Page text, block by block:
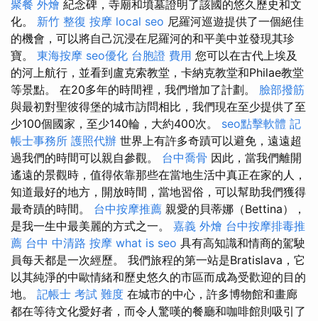
聚餐 外燴 紀念碑，寺廟和墳墓證明了該國的悠久歷史和文
化。 新竹 整復 按摩 local seo 尼羅河巡遊提供了一個絕佳
的機會，可以將自己沉浸在尼羅河的和平美中並發現其珍
寶。 東海按摩 seo優化 台胞證 費用 您可以在古代上埃及
的河上航行，並看到盧克索教堂，卡納克教堂和Philae教堂
等景點。 在20多年的時間裡，我們增加了計劃。 臉部撥筋
與最初對聖彼得堡的城市訪問相比，我們現在至少提供了至
少100個國家，至少140輪，大約400次。 seo點擊軟體 記
帳士事務所 護照代辦 世界上有許多奇蹟可以避免，遠遠超
過我們的時間可以親自參觀。 台中喬骨 因此，當我們離開
遙遠的景觀時，值得依靠那些在當地生活中真正在家的人，
知道最好的地方，開放時間，當地習俗，可以幫助我們獲得
最奇蹟的時間。 台中按摩推薦 親愛的貝蒂娜（Bettina），
是我一生中最美麗的方式之一。 嘉義 外燴 台中按摩排毒推
薦 台中 中清路 按摩 what is seo 具有高知識和情商的駕駛
員每天都是一次經歷。 我們旅程的第一站是Bratislava，它
以其純淨的中歐情緒和歷史悠久的市區而成為受歡迎的目的
地。 記帳士 考試 難度 在城市的中心，許多博物館和畫廊
都在等待文化愛好者，而令人驚嘆的餐廳和咖啡館則吸引了